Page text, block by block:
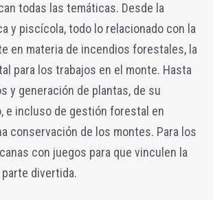
todas las temáticas. Desde la
y piscícola, todo lo relacionado con la
en materia de incendios forestales, la
para los trabajos en el monte. Hasta
y generación de plantas, de su
e incluso de gestión forestal en
conservación de los montes. Para los
con juegos para que vinculen la
divertida.